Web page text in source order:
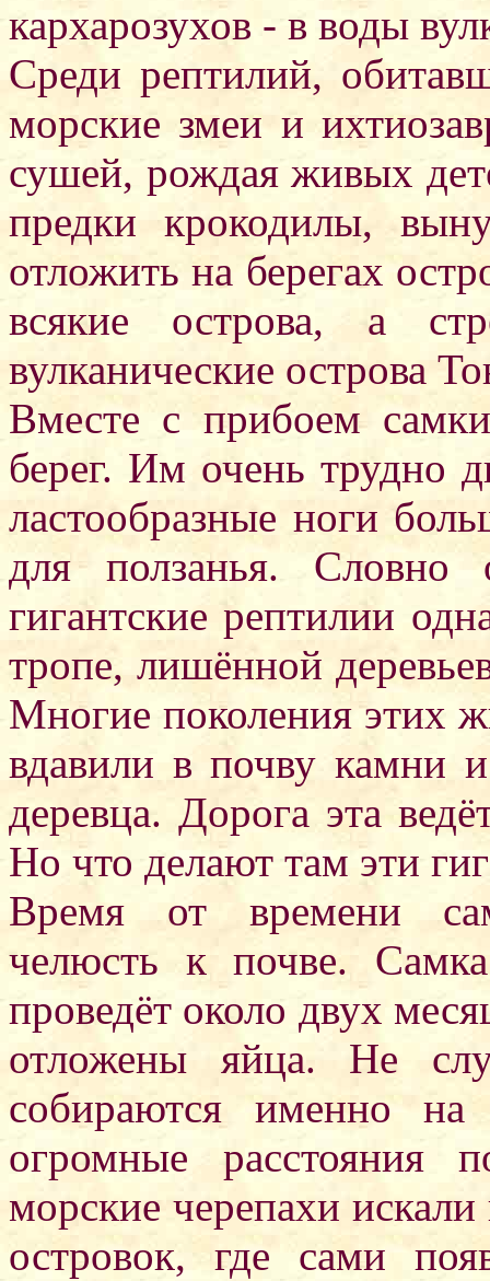
кархарозухов - в воды
Среди рептилий,
морские змеи и
сушей, рождая живых
предки крокодилы,
отложить на берегах
всякие острова, а
вулканические острова
Вместе с прибоем
берег. Им очень трудно
ластообразные ноги
для ползанья. Словно
гигантские рептилии
тропе, лишённой
Многие поколения этих
вдавили в почву камни
деревца. Дорога эта
Но что делают там эти
Время от времени
челюсть к почве.
проведёт около двух
отложены яйца. Не
собираются именно на
огромные
морские черепахи
островок, где сами